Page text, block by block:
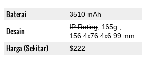
Baterai 3510 mAh
Desain IP Rating, 165g
156.4x76.4x6.99 mm
Harga (Sekitar) $222